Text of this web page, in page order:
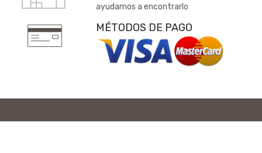
ayudamos a encontrarlo
MÉTODOS DE PAGO